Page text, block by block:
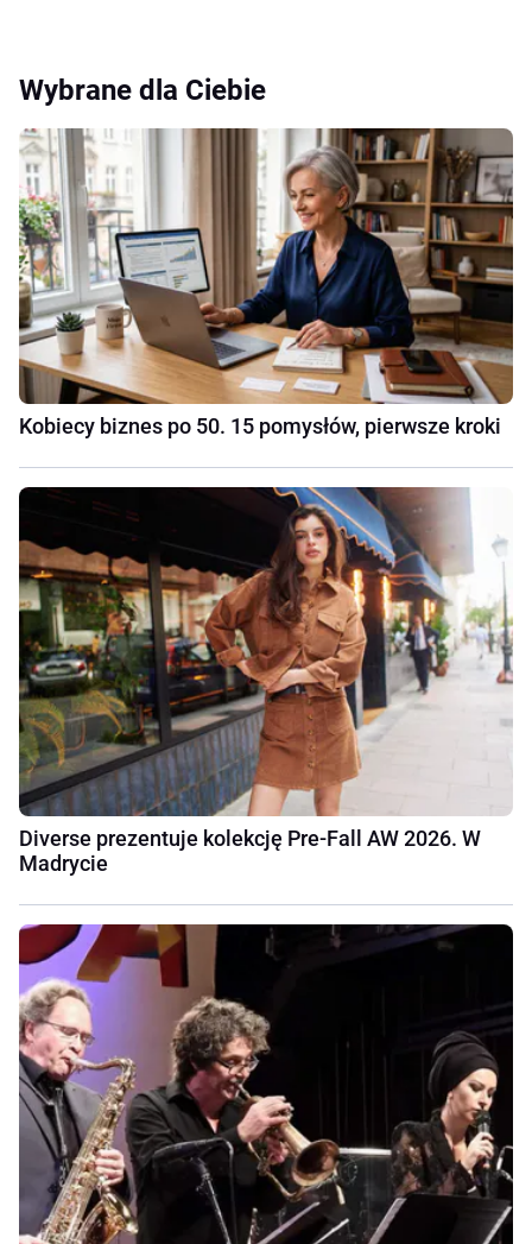
Wybrane dla Ciebie
Kobiecy biznes po 50. 15 pomysłów, pierwsze kroki
Diverse prezentuje kolekcję Pre-Fall AW 2026. W
Madrycie